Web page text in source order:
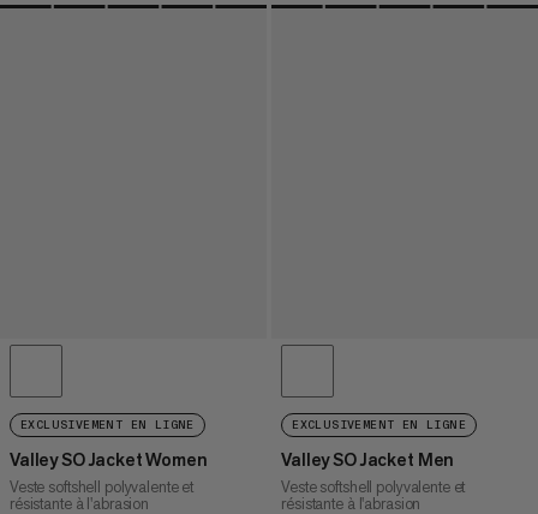
EXCLUSIVEMENT EN LIGNE
Valley SO Jacket Women
Veste softshell polyvalente et
résistante à l'abrasion
EXCLUSIVEMENT EN LIGNE
Valley SO Jacket Men
Veste softshell polyvalente et
résistante à l'abrasion